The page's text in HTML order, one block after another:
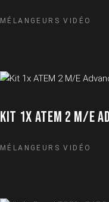
MÉLANGEURS VIDÉO
KIT 1X ATEM 2 M/E
MÉLANGEURS VIDÉO